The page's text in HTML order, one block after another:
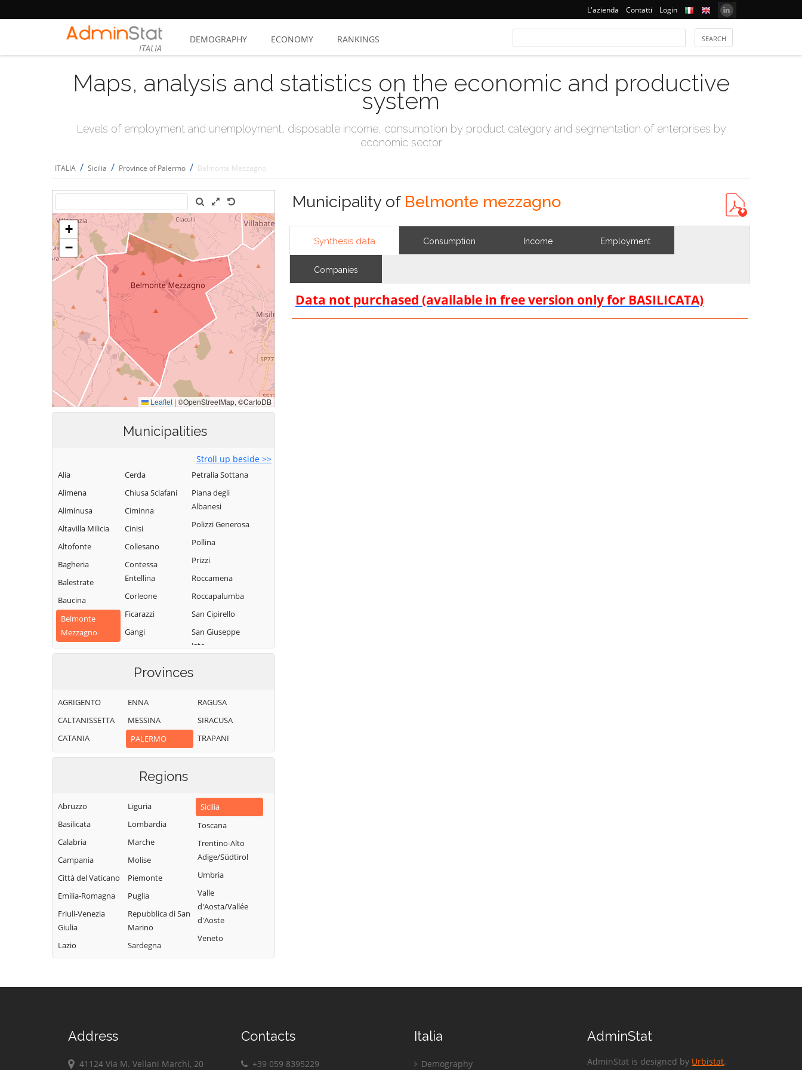
L'azienda Contatti Login
ITALIA
DEMOGRAPHY ECONOMY RANKINGS
Maps, analysis and statistics on the economic and productive
system
Levels of employment and unemployment, disposable income, consumption by product category and segmentation of enterprises by
economic sector
ITALIA / Sicilia / Province of Palermo / Belmonte Mezzagno
Municipalities
Stroll up beside >>
Alia
Alimena
Aliminusa
Altavilla Milicia
Altofonte
Bagheria
Balestrate
Baucina
Belmonte
Mezzagno
Bisacquino
Bompietro
Borgetto
Caccamo
Caltavuturo
Campofelice di
Roccella
Campofiorito
Camporeale
Capaci
Carini
Castelbuono
Casteldaccia
Castellana Sicula
Cerda
Chiusa Sclafani
Ciminna
Cinisi
Collesano
Contessa
Entellina
Corleone
Ficarazzi
Gangi
Geraci Siculo
Giardinello
Godrano
Gratteri
Isnello
Isola delle
Femmine
Lercara Friddi
Marineo
Mezzojuso
Misilmeri
Monreale
Montelepre
Montemaggiore
Belsito
Palazzo Adriano
Petralia Sottana
Piana degli
Albanesi
Polizzi Generosa
Pollina
Prizzi
Roccamena
Roccapalumba
San Cipirello
San Giuseppe
Jato
Castelverde
Gela
Santa Flavia
Sciara
Termini Imerese
Terrasini
Trabia
Trappeto
Ustica
Valledolmo
Ventimiglia di
Sicilia
Provinces
AGRIGENTO
CALTANISSETTA
CATANIA
ENNA
MESSINA
PALERMO
RAGUSA
SIRACUSA
TRAPANI
Regions
Abruzzo
Basilicata
Calabria
Campania
Città del Vaticano
Emilia-Romagna
Friuli-Venezia
Giulia
Lazio
Liguria
Lombardia
Marche
Molise
Piemonte
Puglia
Repubblica di San
Marino
Sardegna
Sicilia
Toscana
Trentino-Alto
Adige/Südtirol
Umbria
Valle
d'Aosta/Vallée
d'Aoste
Veneto
Municipality of Belmonte mezzagno
Synthesis data Consumption Income Employment
Companies
Data not purchased (available in free version only for BASILICATA)
Address
41124 Via M. Vellani Marchi, 20
Contacts
+39 059 8395229
Italia
Demography
AdminStat
AdminStat is designed by Urbistat.